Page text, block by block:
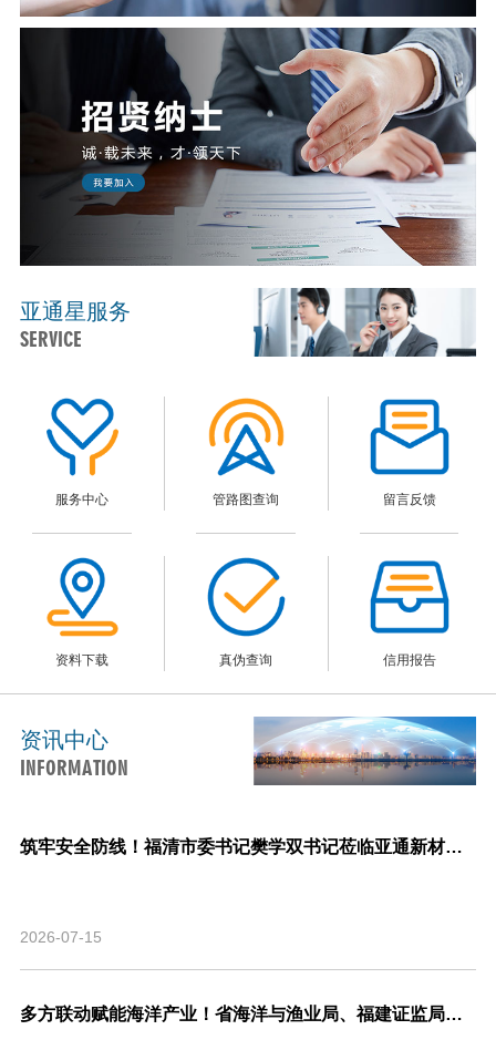
亚通星服务
SERVICE
服务中心 管路图查询 留言反馈
资料下载 真伪查询 信用报告
资讯中心
INFORMATION
筑牢安全防线！福清市委书记樊学双书记莅临亚通新材料调研指导安全生产与生产经营工作！
2026-07-15
多方联动赋能海洋产业！省海洋与渔业局、福建证监局、北交所、市委金融办联合走访亚通新材料调研座谈！